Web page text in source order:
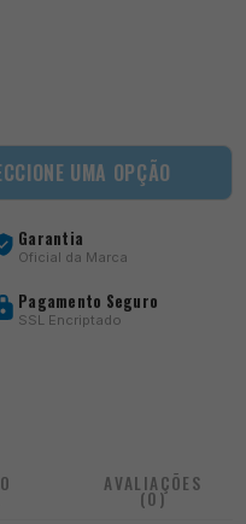
UMA OPÇÃO
Garantia
Oficial da Marca
Pagamento Seguro
SSL Encriptado
AVALIAÇÕES
(0)